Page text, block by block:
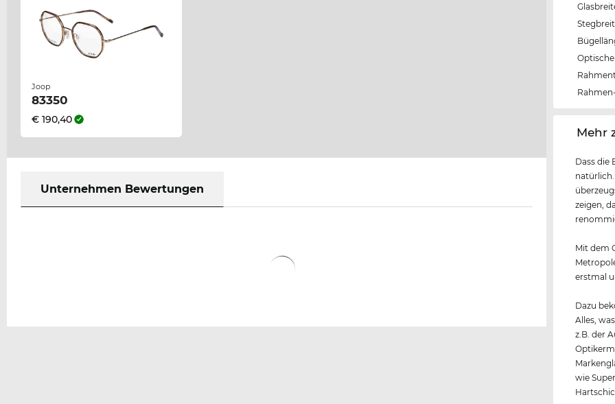
Joop
83350
€ 190,40
Unternehmen Bewertungen
‌Mehr
Dass die
zeigen,
Mit dem
erstmal
Dazu
Alles,
z.B. der
wie